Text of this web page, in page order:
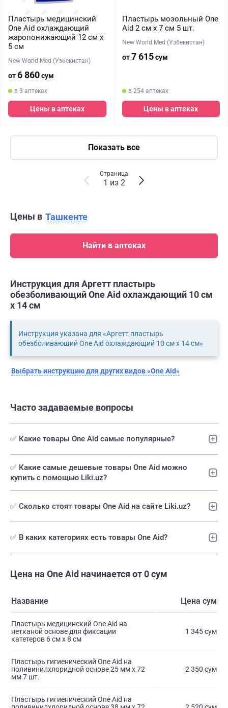
Пластырь медицинский
One Aid охлаждающий
жаропонижающий 12 см х
5 см
New World Med (Узбекистан)
от6 860сум
в 3 аптеках
Цены в аптеках
Пластырь мозольный One
Aid 2 см х 7 см 5 шт.
New World Med (Узбекистан)
от7 615сум
в 254 аптеках
Цены в аптеках
Показать все
Страница
1 из 2
Цены в Ташкенте
Найти в аптеках
Инструкция для Аргетт пластырь
обезболивающий One Aid охлаждающий 10 см
х 14 см
Инструкция указана для «Аргетт пластырь
обезболивающий One Aid охлаждающий 10 см х 14 см»
Выбрать инструкцию для других видов «One Aid»
Часто задаваемые вопросы
✅ Какие товары One Aid самые популярные?
✅️ Какие самые дешевые товары One Aid можно
купить с помощью Liki.uz?
✅ Сколько стоят товары One Aid на сайте Liki.uz?
✅ В каких категориях есть товары One Aid?
Цена на One Aid начинается от 0 сум
Название Цена сум
Пластырь медицинский One Aid на
нетканой основе для фиксации
катетеров 6 см х 8 см
1 345 сум
Пластырь гигиенический One Aid на
поливинилхлоридной основе 25 мм х 72
мм 7 шт.
2 350 сум
Пластырь гигиенический One Aid на